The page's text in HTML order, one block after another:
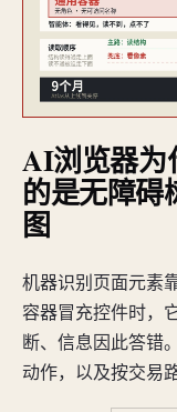
AI浏览器为
的是无障碍
图
机器识别页面元素
容器冒充控件时，
断、信息因此答错
动作，以及按交易